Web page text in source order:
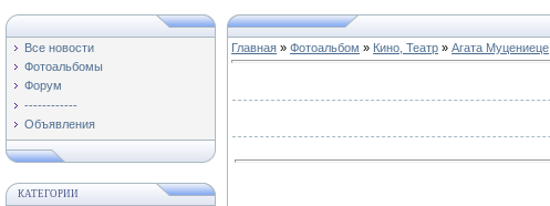
Все новости
Фотоальбомы
Форум
------------
Объявления
КАТЕГОРИИ
Главная » Фотоальбом » Кино, Театр » Агата Муцениеце